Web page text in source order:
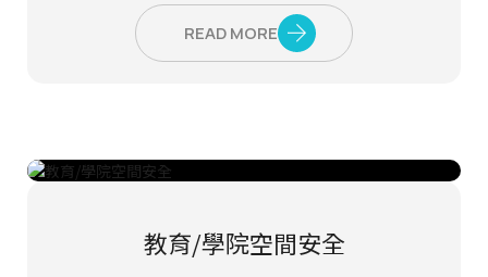
READ MORE
教育/學院空間安全